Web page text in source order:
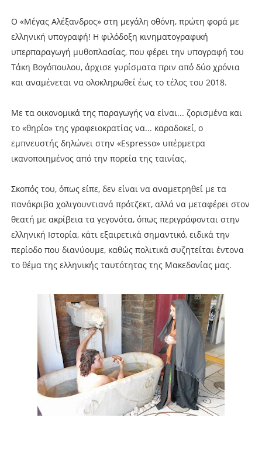
Ο «Μέγας Αλέξανδρος» στη μεγάλη οθόνη, πρώτη φορά με
ελληνική υπογραφή! Η φιλόδοξη κινηματογραφική
υπερπαραγωγή μυθοπλασίας, που φέρει την υπογραφή του
Τάκη Βογόπουλου, άρχισε γυρίσματα πριν από δύο χρόνια
και αναμένεται να ολοκληρωθεί έως το τέλος του 2018.
Με τα οικονομικά της παραγωγής να είναι... ζορισμένα και
το «θηρίο» της γραφειοκρατίας να... καραδοκεί, ο
εμπνευστής δηλώνει στην «Espresso» υπέρμετρα
ικανοποιημένος από την πορεία της ταινίας.
Σκοπός του, όπως είπε, δεν είναι να αναμετρηθεί με τα
πανάκριβα χολιγουντιανά πρότζεκτ, αλλά να μεταφέρει στον
θεατή με ακρίβεια τα γεγονότα, όπως περιγράφονται στην
ελληνική Ιστορία, κάτι εξαιρετικά σημαντικό, ειδικά την
περίοδο που διανύουμε, καθώς πολιτικά συζητείται έντονα
το θέμα της ελληνικής ταυτότητας της Μακεδονίας μας.